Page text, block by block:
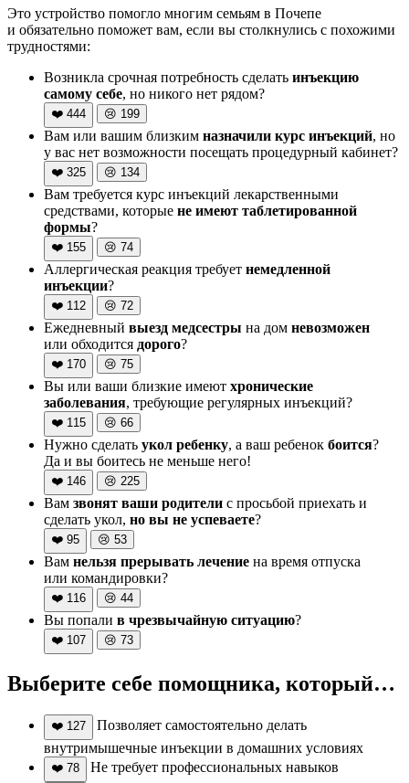
Это устройство помогло многим семьям в Почепе
и обязательно поможет вам, если вы столкнулись с похожими
трудностями:
Возникла срочная потребность сделать инъекцию
самому себе, но никого нет рядом?
❤️ 444 😢 199
Вам или вашим близким назначили курс инъекций, но
у вас нет возможности посещать процедурный кабинет?
❤️ 325 😢 134
Вам требуется курс инъекций лекарственными
средствами, которые не имеют таблетированной
формы?
❤️ 155 😢 74
Аллергическая реакция требует немедленной
инъекции?
❤️ 112 😢 72
Ежедневный выезд медсестры на дом невозможен
или обходится дорого?
❤️ 170 😢 75
Вы или ваши близкие имеют хронические
заболевания, требующие регулярных инъекций?
❤️ 115 😢 66
Нужно сделать укол ребенку, а ваш ребенок боится?
Да и вы боитесь не меньше него!
❤️ 146 😢 225
Вам звонят ваши родители с просьбой приехать и
сделать укол, но вы не успеваете?
❤️ 95 😢 53
Вам нельзя прерывать лечение на время отпуска
или командировки?
❤️ 116 😢 44
Вы попали в чрезвычайную ситуацию?
❤️ 107 😢 73
Выберите себе помощника, который…
❤️ 127
Позволяет самостоятельно делать
внутримышечные инъекции в домашних условиях
❤️ 78 Не требует профессиональных навыков